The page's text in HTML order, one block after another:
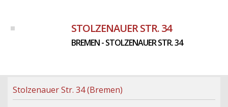
STOLZENAUER STR. 34
BREMEN - STOLZENAUER STR. 34
Stolzenauer Str. 34 (Bremen)